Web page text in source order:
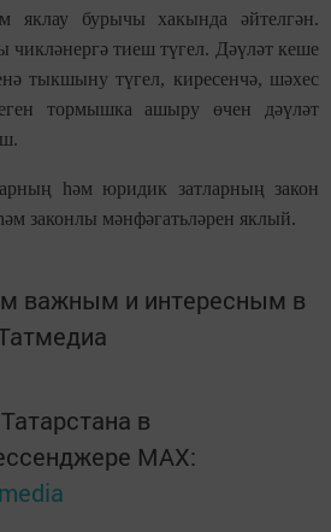
яклау бурычы хакында әйтелгән.
чикләнергә тиеш түгел. Дәүләт кеше
тыкшыну түгел, киресенчә, шәхес
тормышка ашыру өчен дәүләт
һәм юридик затларның закон
законлы мәнфәгатьләрен яклый.
важным и интересным в
в
MАХ: